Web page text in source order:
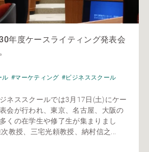
年度ケースライティング発表会
ル #マーケティング #ビジネススクール
ネススクールでは3月17日(土)にケー
会が行われ、東京、名古屋、大阪の
くの在学生や修了生が集まりまし
教授、三宅光頼教授、納村信之...